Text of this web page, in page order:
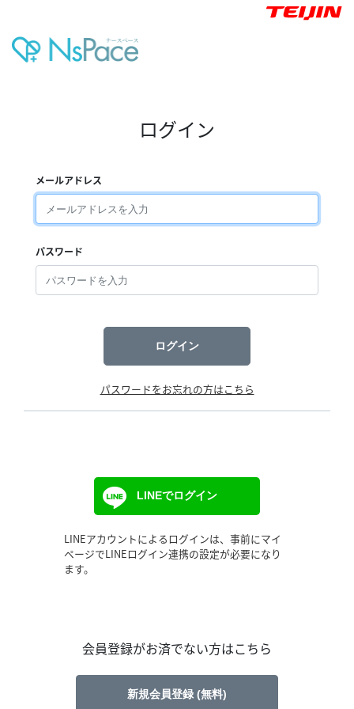
ログイン
メールアドレス
パスワード
ログイン
パスワードをお忘れの方はこちら
LINEでログイン
LINEアカウントによるログインは、事前にマイ
ページでLINEログイン連携の設定が必要になり
ます。
会員登録がお済でない方はこちら
新規会員登録 (無料)